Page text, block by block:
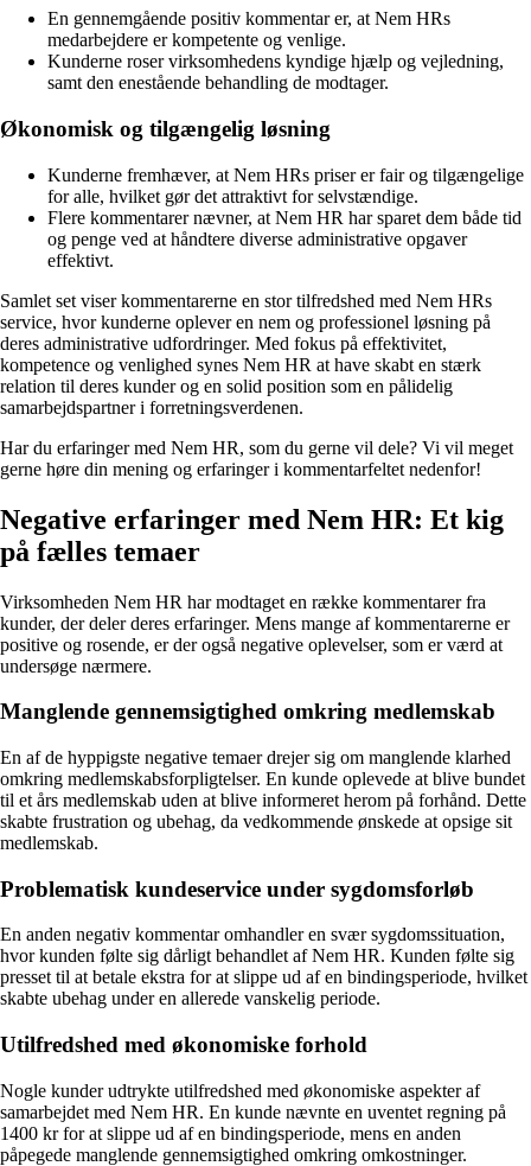
En gennemgående positiv kommentar er, at Nem HRs
medarbejdere er kompetente og venlige.
Kunderne roser virksomhedens kyndige hjælp og vejledning,
samt den enestående behandling de modtager.
Økonomisk og tilgængelig løsning
Kunderne fremhæver, at Nem HRs priser er fair og tilgængelige
for alle, hvilket gør det attraktivt for selvstændige.
Flere kommentarer nævner, at Nem HR har sparet dem både tid
og penge ved at håndtere diverse administrative opgaver
effektivt.
Samlet set viser kommentarerne en stor tilfredshed med Nem HRs
service, hvor kunderne oplever en nem og professionel løsning på
deres administrative udfordringer. Med fokus på effektivitet,
kompetence og venlighed synes Nem HR at have skabt en stærk
relation til deres kunder og en solid position som en pålidelig
samarbejdspartner i forretningsverdenen.
Har du erfaringer med Nem HR, som du gerne vil dele? Vi vil meget
gerne høre din mening og erfaringer i kommentarfeltet nedenfor!
Negative erfaringer med Nem HR: Et kig
på fælles temaer
Virksomheden Nem HR har modtaget en række kommentarer fra
kunder, der deler deres erfaringer. Mens mange af kommentarerne er
positive og rosende, er der også negative oplevelser, som er værd at
undersøge nærmere.
Manglende gennemsigtighed omkring medlemskab
En af de hyppigste negative temaer drejer sig om manglende klarhed
omkring medlemskabsforpligtelser. En kunde oplevede at blive bundet
til et års medlemskab uden at blive informeret herom på forhånd. Dette
skabte frustration og ubehag, da vedkommende ønskede at opsige sit
medlemskab.
Problematisk kundeservice under sygdomsforløb
En anden negativ kommentar omhandler en svær sygdomssituation,
hvor kunden følte sig dårligt behandlet af Nem HR. Kunden følte sig
presset til at betale ekstra for at slippe ud af en bindingsperiode, hvilket
skabte ubehag under en allerede vanskelig periode.
Utilfredshed med økonomiske forhold
Nogle kunder udtrykte utilfredshed med økonomiske aspekter af
samarbejdet med Nem HR. En kunde nævnte en uventet regning på
1400 kr for at slippe ud af en bindingsperiode, mens en anden
påpegede manglende gennemsigtighed omkring omkostninger.